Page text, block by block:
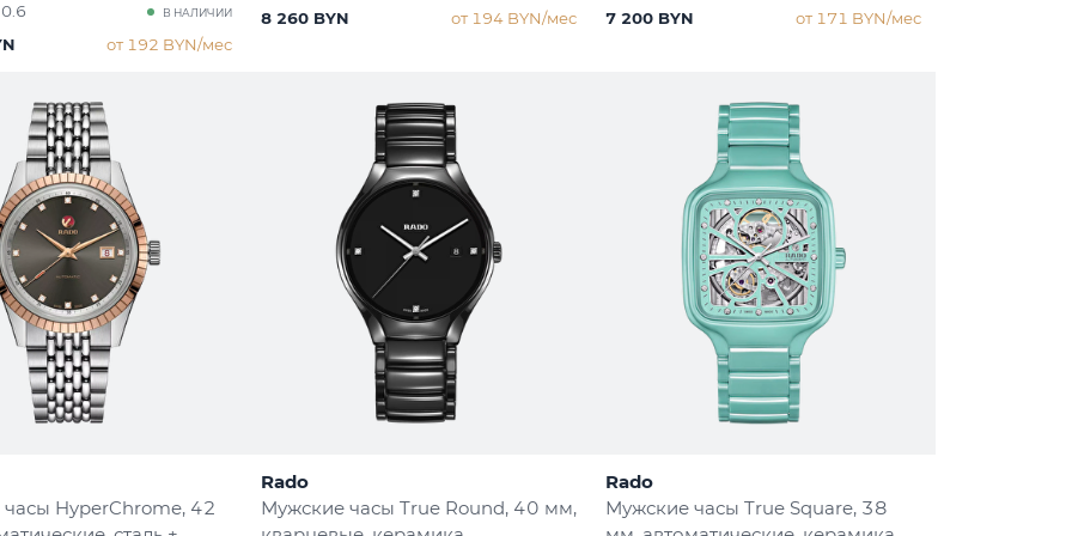
В НАЛИЧИИ
от 192 BYN/мес
8 260 BYN от 194 BYN/мес 7 200 BYN от 171 BYN/мес
HyperChrome, 42
Rado
Мужские часы True Round, 40 мм,
Rado
Мужские часы True Square, 38